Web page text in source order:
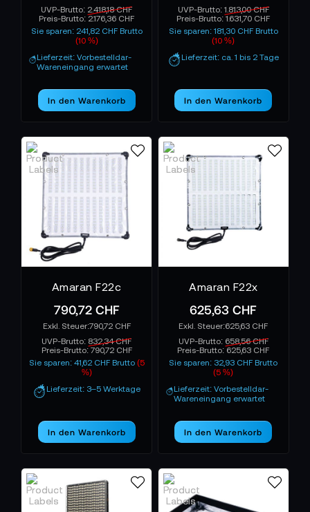
UVP-Brutto: 2.418,18 CHF
Preis-Brutto: 2.176,36 CHF
Sie sparen: 241,82 CHF Brutto
(10 %)
Lieferzeit: Vorbestelldar-
Wareneingang erwartet
In den Warenkorb
UVP-Brutto: 1.813,00 CHF
Preis-Brutto:1.631,70 CHF
Sie sparen: 181,30 CHF Brutto
(10 %)
Lieferzeit: ca. 1 bis 2 Tage
In den Warenkorb
Amaran F22c
790,72 CHF
790,72 CHF
UVP-Brutto: 832,34 CHF
Preis-Brutto: 790,72 CHF
Sie sparen: 41,62 CHF Brutto (5
%)
Lieferzeit: 3–5 Werktage
In den Warenkorb
Amaran F22x
625,63 CHF
625,63 CHF
UVP-Brutto: 658,56 CHF
Preis-Brutto: 625,63 CHF
Sie sparen: 32,93 CHF Brutto
(5 %)
Lieferzeit: Vorbestelldar-
Wareneingang erwartet
In den Warenkorb